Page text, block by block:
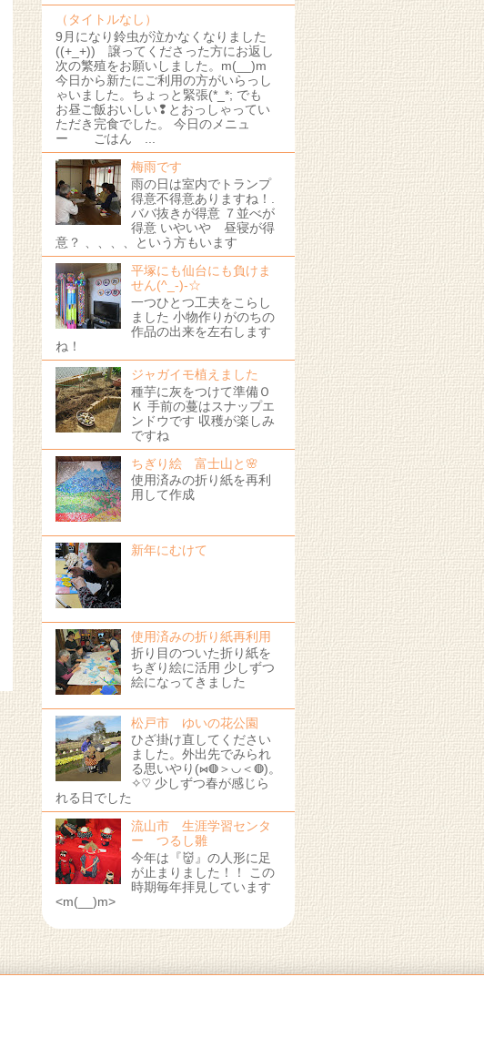
（タイトルなし）
9月になり鈴虫が泣かなくなりました
((+_+)) 譲ってくださった方にお返し
次の繁殖をお願いしました。m(__)m
今日から新たにご利用の方がいらっし
ゃいました。ちょっと緊張(*_*; でも
お昼ご飯おいしい❢とおっしゃってい
ただき完食でした。 今日のメニュ
ー ごはん ...
梅雨です
雨の日は室内でトランプ
得意不得意ありますね！.
ババ抜きが得意 ７並べが
得意 いやいや 昼寝が得
意？ 、、、、という方もいます
平塚にも仙台にも負けま
せん(^_-)-☆
一つひとつ工夫をこらし
ました 小物作りがのちの
作品の出来を左右します
ね！
ジャガイモ植えました
種芋に灰をつけて準備Ｏ
Ｋ 手前の蔓はスナップエ
ンドウです 収穫が楽しみ
ですね
ちぎり絵 富士山と🌸
使用済みの折り紙を再利
用して作成
新年にむけて
使用済みの折り紙再利用
折り目のついた折り紙を
ちぎり絵に活用 少しずつ
絵になってきました
松戸市 ゆいの花公園
ひざ掛け直してください
ました。外出先でみられ
る思いやり(⋈◍＞◡＜◍)。
✧♡ 少しずつ春が感じら
れる日でした
流山市 生涯学習センタ
ー つるし雛
今年は『👹』の人形に足
が止まりました！！ この
時期毎年拝見しています
<m(__)m>